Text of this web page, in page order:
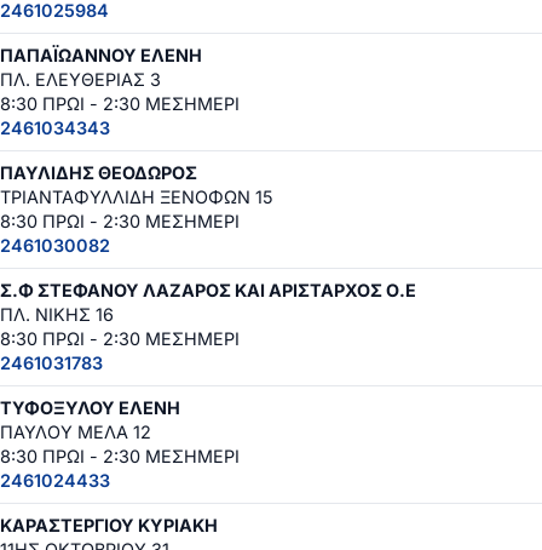
2461025984
ΠΑΠΑΪΩΑΝΝΟΥ ΕΛΕΝΗ
ΠΛ. ΕΛΕΥΘΕΡΙΑΣ 3
8:30 ΠΡΩΙ - 2:30 ΜΕΣΗΜΕΡΙ
2461034343
ΠΑΥΛΙΔΗΣ ΘΕΟΔΩΡΟΣ
ΤΡΙΑΝΤΑΦΥΛΛΙΔΗ ΞΕΝΟΦΩΝ 15
8:30 ΠΡΩΙ - 2:30 ΜΕΣΗΜΕΡΙ
2461030082
Σ.Φ ΣΤΕΦΑΝΟΥ ΛΑΖΑΡΟΣ ΚΑΙ ΑΡΙΣΤΑΡΧΟΣ Ο.Ε
ΠΛ. ΝΙΚΗΣ 16
8:30 ΠΡΩΙ - 2:30 ΜΕΣΗΜΕΡΙ
2461031783
ΤΥΦΟΞΥΛΟΥ ΕΛΕΝΗ
ΠΑΥΛΟΥ ΜΕΛΑ 12
8:30 ΠΡΩΙ - 2:30 ΜΕΣΗΜΕΡΙ
2461024433
ΚΑΡΑΣΤΕΡΓΙΟΥ ΚΥΡΙΑΚΗ